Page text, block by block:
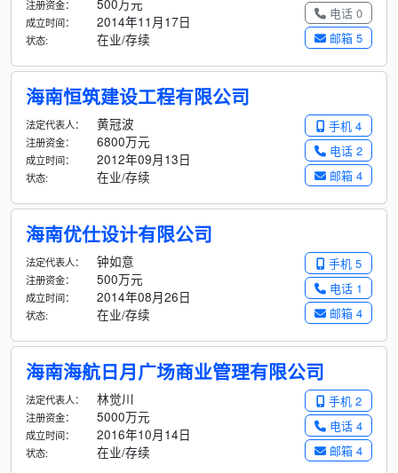
电话 0
邮箱 5
注册资金： 500万元
成立时间： 2014年11月17日
状态: 在业/存续
海南恒筑建设工程有限公司
手机 4
电话 2
邮箱 4
法定代表人： 黄冠波
注册资金： 6800万元
成立时间： 2012年09月13日
状态: 在业/存续
海南优仕设计有限公司
手机 5
电话 1
邮箱 4
法定代表人： 钟如意
注册资金： 500万元
成立时间： 2014年08月26日
状态: 在业/存续
海南海航日月广场商业管理有限公司
手机 2
电话 4
邮箱 4
法定代表人： 林觉川
注册资金： 5000万元
成立时间： 2016年10月14日
状态: 在业/存续